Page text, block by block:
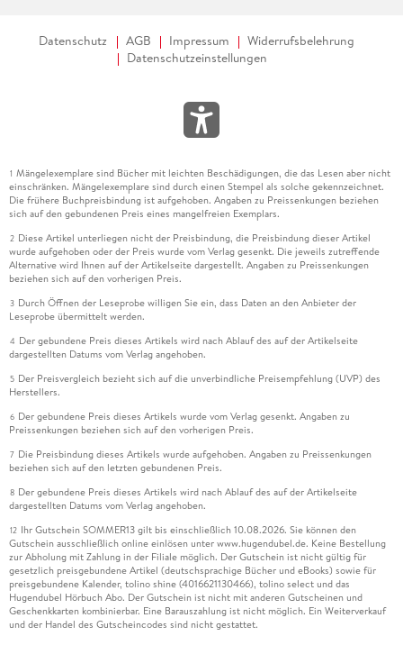
Datenschutz AGB Impressum
Widerrufsbelehrung
Datenschutzeinstellungen
1 Mängelexemplare sind Bücher mit leichten Beschädigungen, die das Lesen aber nicht
einschränken. Mängelexemplare sind durch einen Stempel als solche gekennzeichnet.
Die frühere Buchpreisbindung ist aufgehoben. Angaben zu Preissenkungen beziehen
sich auf den gebundenen Preis eines mangelfreien Exemplars.
2 Diese Artikel unterliegen nicht der Preisbindung, die Preisbindung dieser Artikel
wurde aufgehoben oder der Preis wurde vom Verlag gesenkt. Die jeweils zutreffende
Alternative wird Ihnen auf der Artikelseite dargestellt. Angaben zu Preissenkungen
beziehen sich auf den vorherigen Preis.
3 Durch Öffnen der Leseprobe willigen Sie ein, dass Daten an den Anbieter der
Leseprobe übermittelt werden.
4 Der gebundene Preis dieses Artikels wird nach Ablauf des auf der Artikelseite
dargestellten Datums vom Verlag angehoben.
5 Der Preisvergleich bezieht sich auf die unverbindliche Preisempfehlung (UVP) des
Herstellers.
6 Der gebundene Preis dieses Artikels wurde vom Verlag gesenkt. Angaben zu
Preissenkungen beziehen sich auf den vorherigen Preis.
7 Die Preisbindung dieses Artikels wurde aufgehoben. Angaben zu Preissenkungen
beziehen sich auf den letzten gebundenen Preis.
8 Der gebundene Preis dieses Artikels wird nach Ablauf des auf der Artikelseite
dargestellten Datums vom Verlag angehoben.
12 Ihr Gutschein SOMMER13 gilt bis einschließlich 10.08.2026. Sie können den
Gutschein ausschließlich online einlösen unter www.hugendubel.de. Keine Bestellung
zur Abholung mit Zahlung in der Filiale möglich. Der Gutschein ist nicht gültig für
gesetzlich preisgebundene Artikel (deutschsprachige Bücher und eBooks) sowie für
preisgebundene Kalender, tolino shine (4016621130466), tolino select und das
Hugendubel Hörbuch Abo. Der Gutschein ist nicht mit anderen Gutscheinen und
Geschenkkarten kombinierbar. Eine Barauszahlung ist nicht möglich. Ein Weiterverkauf
und der Handel des Gutscheincodes sind nicht gestattet.